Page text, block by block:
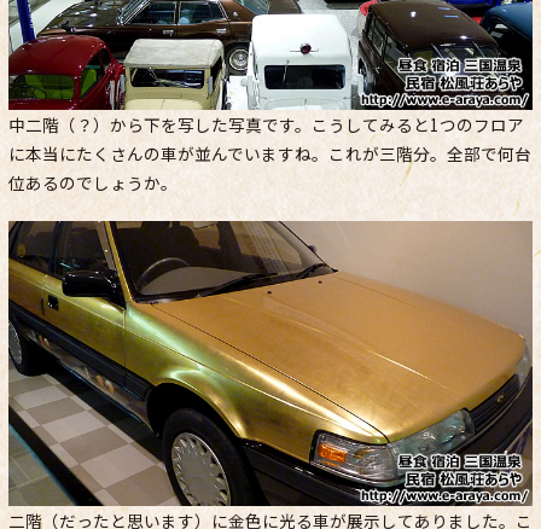
中二階（？）から下を写した写真です。こうしてみると1つのフロア
に本当にたくさんの車が並んでいますね。これが三階分。全部で何台
位あるのでしょうか。
二階（だったと思います）に金色に光る車が展示してありました。こ